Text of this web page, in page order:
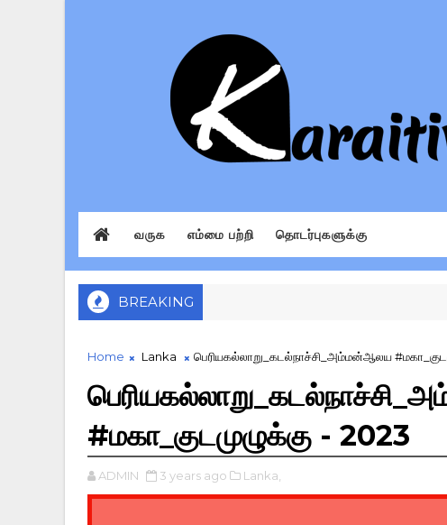
வருக எம்மை பற்றி தொடர்புகளுக்கு
BREAKING
Home Lanka பெரியகல்லாறு_கடல்நாச்சி_அம்மன்ஆலய
#மகா_குடமுழுக்கு - 2023
ADMIN 3 years ago Lanka,